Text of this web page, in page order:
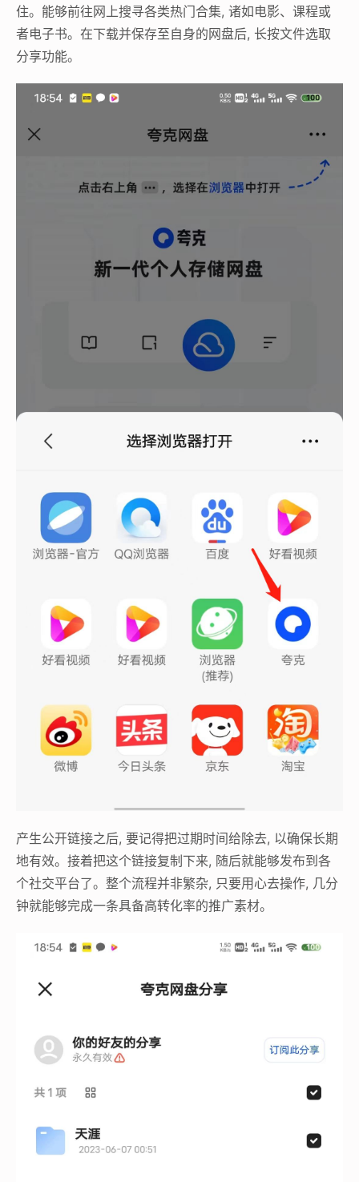
住。能够前往网上搜寻各类热门合集, 诸如电影、课程或
者电子书。在下载并保存至自身的网盘后, 长按文件选取
分享功能。
产生公开链接之后, 要记得把过期时间给除去, 以确保长期
地有效。接着把这个链接复制下来, 随后就能够发布到各
个社交平台了。整个流程并非繁杂, 只要用心去操作, 几分
钟就能够完成一条具备高转化率的推广素材。